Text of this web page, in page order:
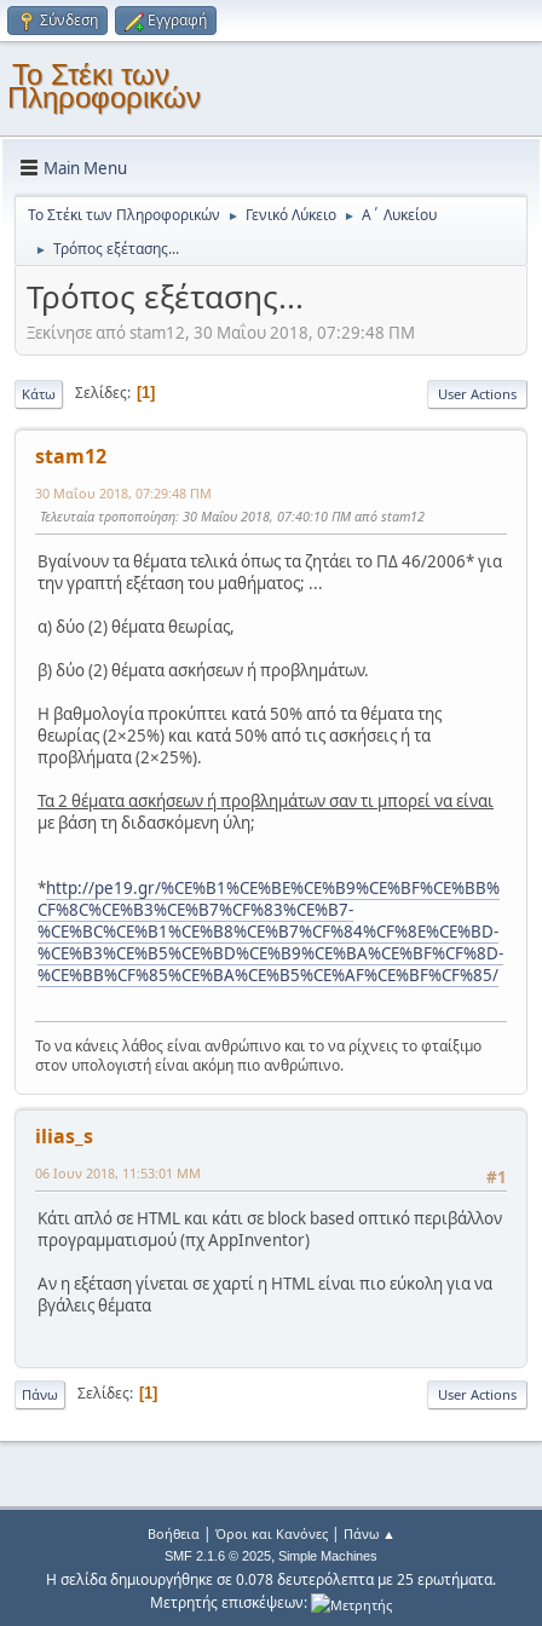
Σύνδεση Εγγραφή
Το Στέκι των
Πληροφορικών
Main Menu
Το Στέκι των Πληροφορικών ► Γενικό Λύκειο ► Α΄ Λυκείου
► Τρόπος εξέτασης...
Τρόπος εξέτασης...
Ξεκίνησε από stam12, 30 Μαΐου 2018, 07:29:48 ΠΜ
Κάτω Σελίδες 1 User Actions
stam12
30 Μαΐου 2018, 07:29:48 ΠΜ
Τελευταία τροποποίηση: 30 Μαΐου 2018, 07:40:10 ΠΜ από stam12
Βγαίνουν τα θέματα τελικά όπως τα ζητάει το ΠΔ 46/2006* για
την γραπτή εξέταση του μαθήματος; ...
α) δύο (2) θέματα θεωρίας,
β) δύο (2) θέματα ασκήσεων ή προβλημάτων.
Η βαθμολογία προκύπτει κατά 50% από τα θέματα της
θεωρίας (2×25%) και κατά 50% από τις ασκήσεις ή τα
προβλήματα (2×25%).
Τα 2 θέματα ασκήσεων ή προβλημάτων σαν τι μπορεί να είναι
με βάση τη διδασκόμενη ύλη;
*http://pe19.gr/%CE%B1%CE%BE%CE%B9%CE%BF%CE%BB%
CF%8C%CE%B3%CE%B7%CF%83%CE%B7-
%CE%BC%CE%B1%CE%B8%CE%B7%CF%84%CF%8E%CE%BD-
%CE%B3%CE%B5%CE%BD%CE%B9%CE%BA%CE%BF%CF%8D-
%CE%BB%CF%85%CE%BA%CE%B5%CE%AF%CE%BF%CF%85/
Το να κάνεις λάθος είναι ανθρώπινο και το να ρίχνεις το φταίξιμο
στον υπολογιστή είναι ακόμη πιο ανθρώπινο.
ilias_s
#1
06 Ιουν 2018, 11:53:01 ΜΜ
Κάτι απλό σε HTML και κάτι σε block based οπτικό περιβάλλον
προγραμματισμού (πχ AppInventor)
Αν η εξέταση γίνεται σε χαρτί η HTML είναι πιο εύκολη για να
βγάλεις θέματα
Πάνω Σελίδες 1 User Actions
Βοήθεια| Όροι και Κανόνες| Πάνω ▲
SMF 2.1.6 © 2025, Simple Machines
Η σελίδα δημιουργήθηκε σε 0.078 δευτερόλεπτα με 25 ερωτήματα.
Μετρητής επισκέψεων: